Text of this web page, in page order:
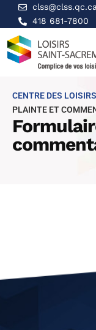
clss@clss.qc.ca
418 681-7800
CENTRE DES
PLAINTE ET